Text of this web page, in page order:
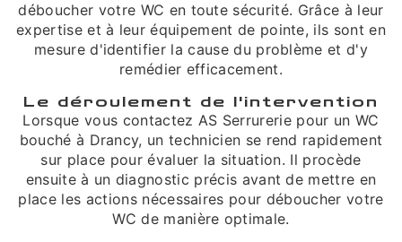
déboucher votre WC en toute sécurité. Grâce à leur
expertise et à leur équipement de pointe, ils sont en
mesure d'identifier la cause du problème et d'y
remédier efficacement.
Le déroulement de l'intervention
Lorsque vous contactez AS Serrurerie pour un WC
bouché à Drancy, un technicien se rend rapidement
sur place pour évaluer la situation. Il procède
ensuite à un diagnostic précis avant de mettre en
place les actions nécessaires pour déboucher votre
WC de manière optimale.